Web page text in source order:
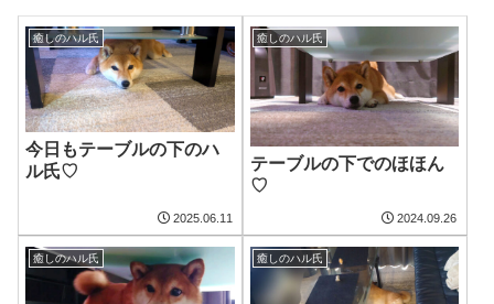
癒しのハル氏
今日もテーブルの下のハ
ル氏♡
2025.06.11
癒しのハル氏
テーブルの下でのほほん
♡
2024.09.26
癒しのハル氏 癒しのハル氏